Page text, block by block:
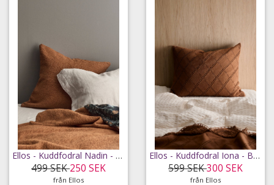
Ellos - Kuddfodral Nadin - Brun - 60X60
499 SEK250 SEK
från Ellos
Ellos - Kuddfodral Iona - Brun - 50X60
599 SEK300 SEK
från Ellos